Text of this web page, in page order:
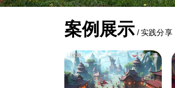
案例展示 / 实践分享